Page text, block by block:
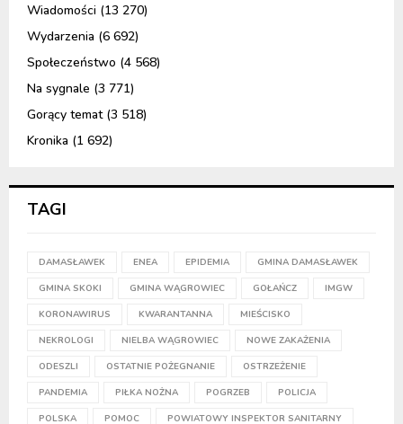
Wiadomości (13 270)
Wydarzenia (6 692)
Społeczeństwo (4 568)
Na sygnale (3 771)
Gorący temat(3 518)
Kronika (1 692)
TAGI
DAMASŁAWEK ENEA EPIDEMIA GMINA DAMASŁAWEK
GMINA SKOKI GMINA WĄGROWIEC GOŁAŃCZ IMGW
KORONAWIRUS KWARANTANNA MIEŚCISKO
NEKROLOGI NIELBA WĄGROWIEC NOWE ZAKAŻENIA
ODESZLI OSTATNIE POŻEGNANIE OSTRZEŻENIE
PANDEMIA PIŁKA NOŻNA POGRZEB POLICJA
POLSKA POMOC POWIATOWY INSPEKTOR SANITARNY